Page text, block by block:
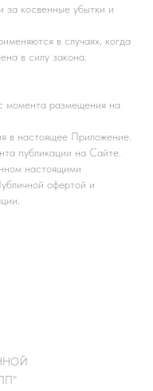
за косвенные убытки и
в случаях, когда
в силу закона.
момента размещения на
в настоящее Приложение.
публикации на Сайте.
настоящими
офертой и